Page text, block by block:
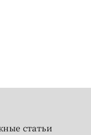
статьи